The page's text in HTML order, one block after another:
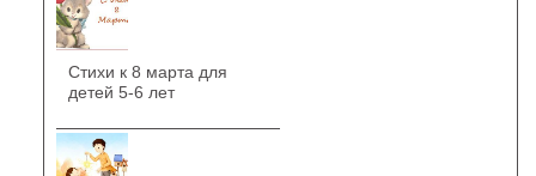
Стихи к 8 марта для
детей 5-6 лет